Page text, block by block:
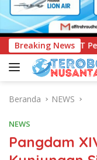
Breaking News
VI
Beranda NEWS
NEWS
Pangdam